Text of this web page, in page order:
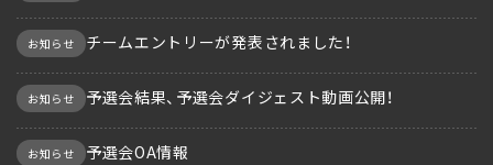
お知らせ チームエントリーが発表されました！
お知らせ 予選会結果、予選会ダイジェスト動画公開！
お知らせ 予選会OA情報